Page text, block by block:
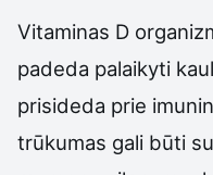
Vitaminas D
padeda palaikyti
prisideda prie
trūkumas gali būti